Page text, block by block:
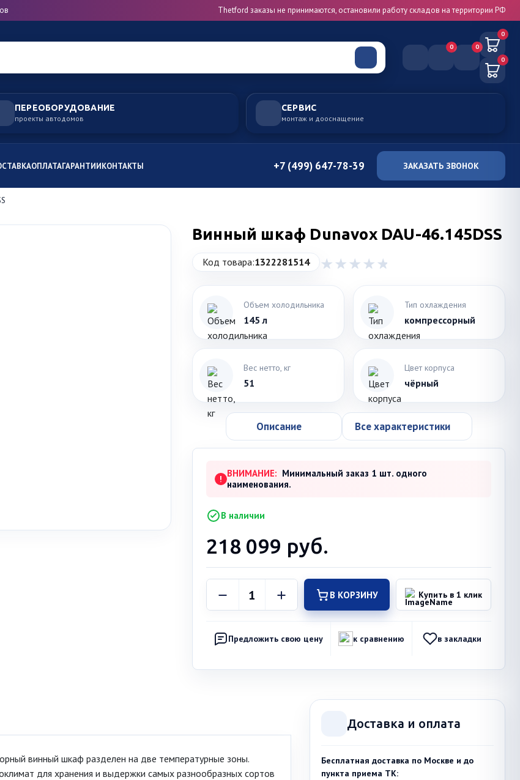
Thetford заказы не принимаются, остановили работу складов на территории РФ
0 0
0
0
ПЕРЕОБОРУДОВАНИЕ
проекты автодомов
СЕРВИС
монтаж и дооснащение
ОПЛАТАГАРАНТИИКОНТАКТЫ +7 (499) 647-78-39 ЗАКАЗАТЬ ЗВОНОК
Винный шкаф Dunavox DAU-46.145DSS
Код товара:1322281514
Объем холодильника
145 л
Тип охлаждения
компрессорный
Вес нетто, кг
51
Цвет корпуса
чёрный
Описание Все характеристики
! ВНИМАНИЕ: Минимальный заказ 1 шт. одного
наименования.
В наличии
218 099 руб.
В КОРЗИНУ Купить в 1 клик
Предложить свою цену к сравнению в закладки
винный шкаф разделен на две температурные зоны.
для хранения и выдержки самых разнообразных сортов
Доставка и оплата
Бесплатная доставка по Москве и до
пункта приема ТК: